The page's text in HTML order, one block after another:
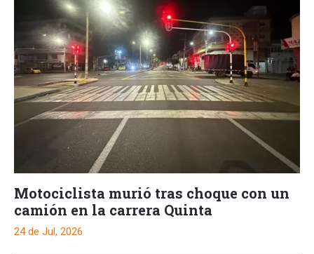
Motociclista murió tras choque con un
camión en la carrera Quinta
24 de Jul, 2026